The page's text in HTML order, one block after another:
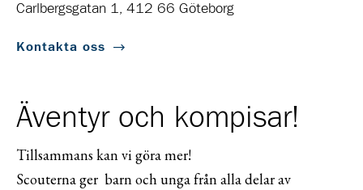
Carlbergsgatan 1, 412 66 Göteborg
Kontakta oss
Äventyr och kompisar!
Tillsammans kan vi göra mer!
Scouterna ger barn och unga från alla delar av